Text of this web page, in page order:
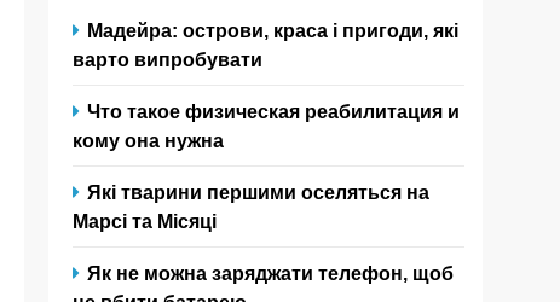
Мадейра: острови, краса і пригоди, які
варто випробувати
Что такое физическая реабилитация и
кому она нужна
Які тварини першими оселяться на
Марсі та Місяці
Як не можна заряджати телефон, щоб